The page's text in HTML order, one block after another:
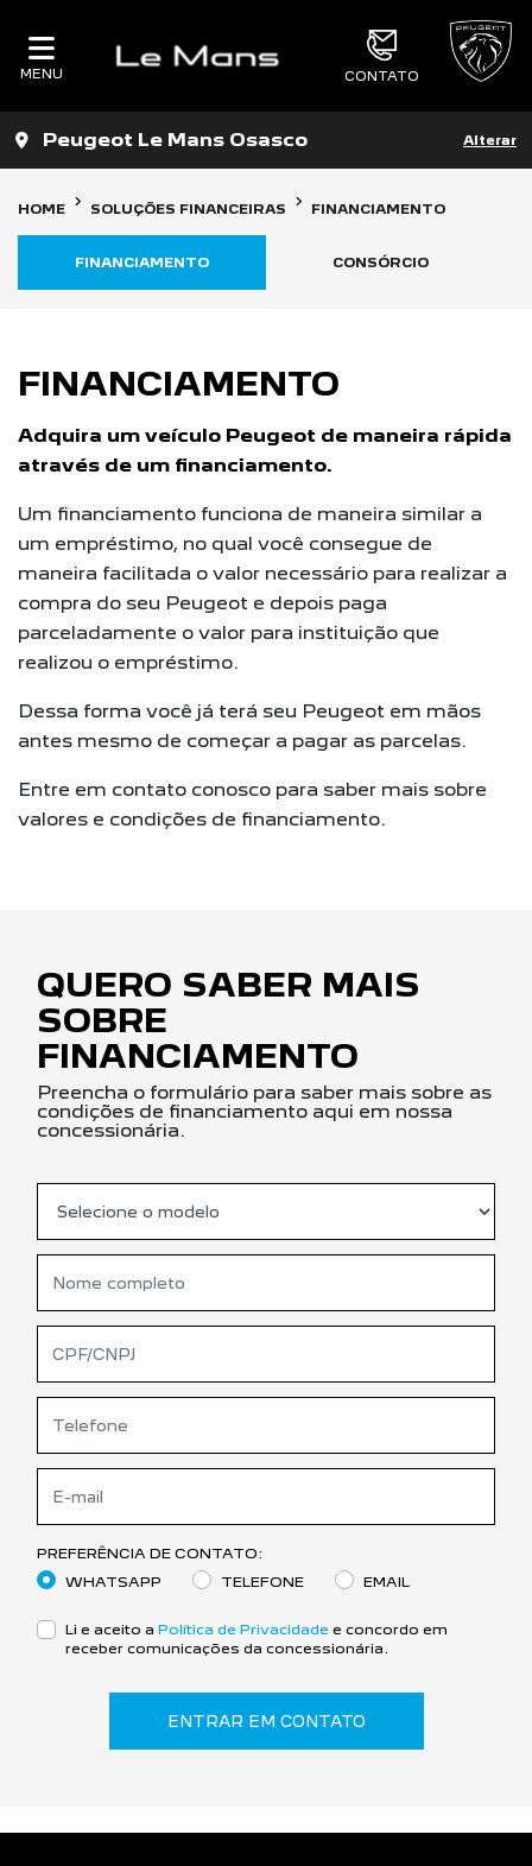
MENU CONTATO
Peugeot Le Mans Osasco Alterar
HOME SOLUÇÕES FINANCEIRAS FINANCIAMENTO
CONSÓRCIO
FINANCIAMENTO
FINANCIAMENTO
Adquira um veículo Peugeot de maneira rápida
através de um financiamento.
Um financiamento funciona de maneira similar a
um empréstimo, no qual você consegue de
maneira facilitada o valor necessário para realizar a
compra do seu Peugeot e depois paga
parceladamente o valor para instituição que
realizou o empréstimo.
Dessa forma você já terá seu Peugeot em mãos
antes mesmo de começar a pagar as parcelas.
Entre em contato conosco para saber mais sobre
valores e condições de financiamento.
QUERO SABER MAIS
SOBRE
FINANCIAMENTO
Preencha o formulário para saber mais sobre as
condições de financiamento aqui em nossa
concessionária.
PREFERÊNCIA DE CONTATO:
WHATSAPP
TELEFONE EMAIL
Li e aceito a Política de Privacidade e concordo em
receber comunicações da concessionária.
ENTRAR EM CONTATO